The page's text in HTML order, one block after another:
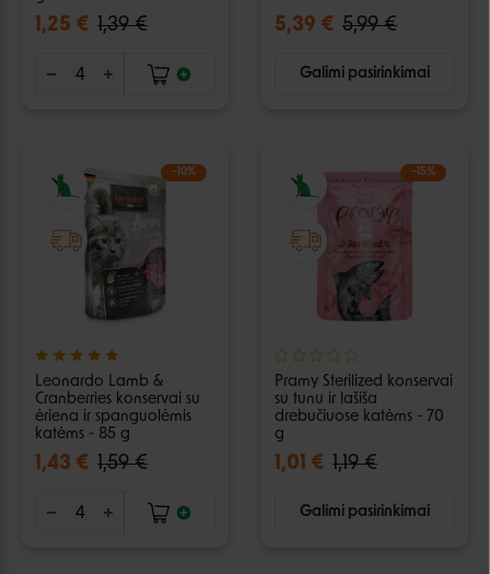
1,25 € 1,39 € 5,39 € 5,99 €
Galimi pasirinkimai
−10%
Leonardo Lamb &
Cranberries konservai su
ėriena ir spanguolėmis
katėms - 85 g
1,43 € 1,59 €
−15%
Pramy Sterilized konservai
su tunu ir lašiša
drebučiuose katėms - 70
g
1,01 € 1,19 €
Galimi pasirinkimai